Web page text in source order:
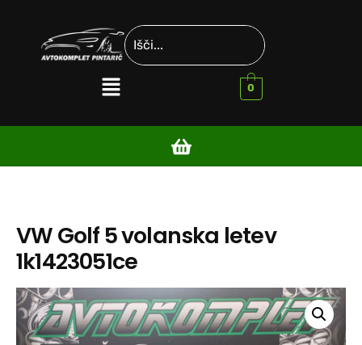
0
VW Golf 5 volanska letev
1k1423051ce